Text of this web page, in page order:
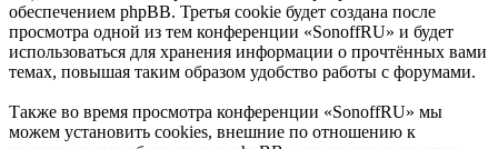
обеспечением phpBB. Третья cookie будет создана после
просмотра одной из тем конференции «SonoffRU» и будет
использоваться для хранения информации о прочтённых вами
темах, повышая таким образом удобство работы с форумами.
Также во время просмотра конференции «SonoffRU» мы
можем установить cookies, внешние по отношению к